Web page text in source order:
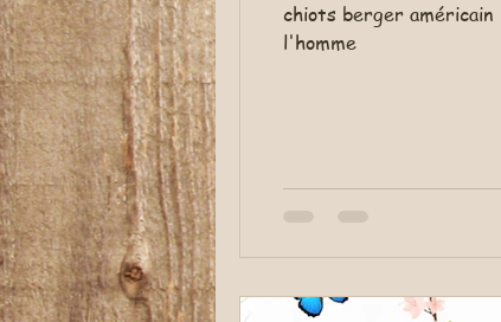
chiots berger américain
l'homme